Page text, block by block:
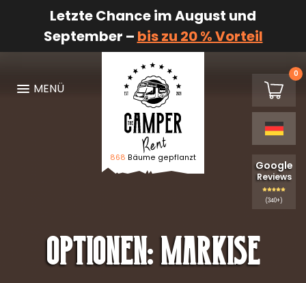
Letzte Chance im August und
September – bis zu 20 % Vorteil
MENÜ
Logo The Camper Rent
868 Bäume gepflanzt
€0,00 0
Google
Reviews
(340+)
Optionen:Markise